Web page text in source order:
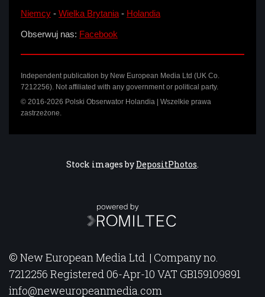
Niemcy - Wielka Brytania- Holandia
Obserwuj nas: Facebook
Independent publication by New European Media Ltd (UK Co.
7212256). Not affiliated with any government or political party.
© 2016-2026 Polski Obserwator Holandia | Wszelkie prawa
zastrzeżone.
Stock images byDepositPhotos.
© New European Media Ltd. | Company no.
7212256 Registered 06-Apr-10 VAT GB159109891
info@neweuropeanmedia.com